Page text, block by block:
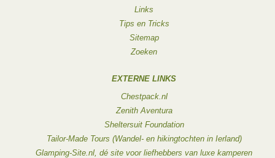
Links
Tips en Tricks
Sitemap
Zoeken
EXTERNE LINKS
Chestpack.nl
Zenith Aventura
Sheltersuit Foundation
Tailor-Made Tours (Wandel- en hikingtochten in Ierland)
Glamping-Site.nl, dé site voor liefhebbers van luxe kamperen